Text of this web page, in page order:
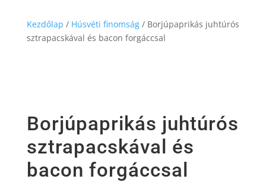
Kezdőlap / Húsvéti finomság/ Borjúpaprikás juhtúrós
sztrapacskával és bacon forgáccsal
Borjúpaprikás juhtúrós
sztrapacskával és
bacon forgáccsal